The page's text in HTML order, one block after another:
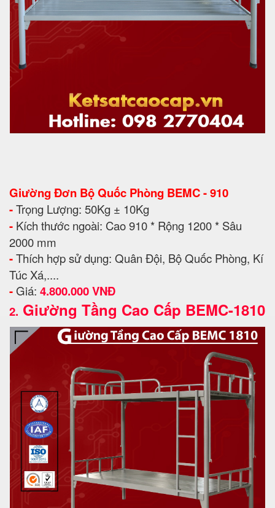
Giường Đơn Bộ Quốc Phòng BEMC - 910
-Trọng Lượng: 50Kg ± 10Kg
- Kích thước ngoài: Cao 910 * Rộng 1200 * Sâu
2000 mm
-Thích hợp sử dụng: Quân Đội, Bộ Quốc Phòng, Kí
Túc Xá,....
- Giá: 4.800.000 VNĐ
2. Giường Tầng Cao Cấp BEMC-1810